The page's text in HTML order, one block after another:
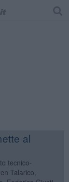
al
tecnico-
Talarico,